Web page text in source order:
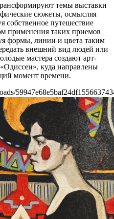
темы выставки
сюжеты, осмысляя
собственное путешествие
применения таких приемов
формы, линии и цвета таким
внешний вид людей или
мастера создают арт-
куда направлены
момент времени.